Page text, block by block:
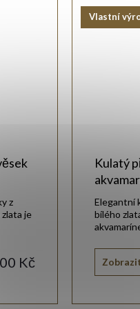
Kč
z
je
Vlastní
Kulatý
Elegantní
bílého